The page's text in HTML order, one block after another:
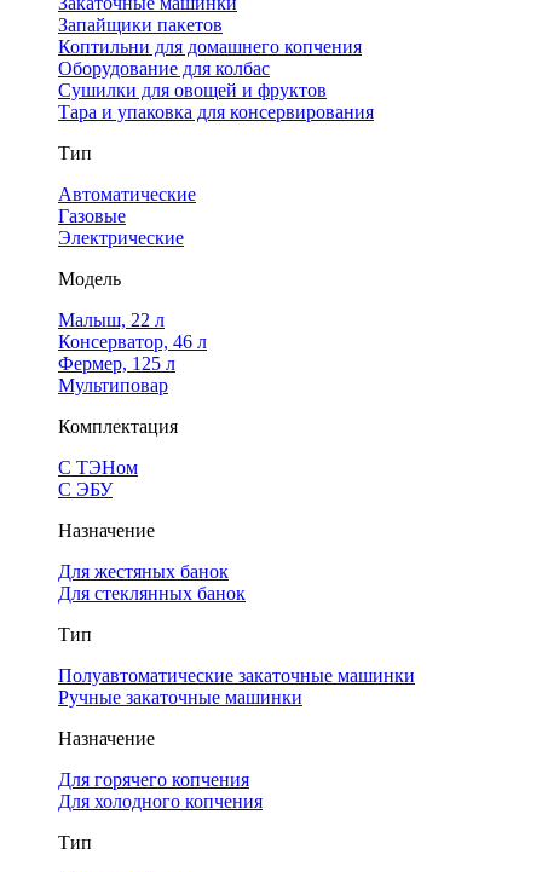
Запайщики пакетов
Коптильни для домашнего копчения
Оборудование для колбас
Сушилки для овощей и фруктов
Тара и упаковка для консервирования
Тип
Автоматические
Газовые
Электрические
Модель
Малыш, 22 л
Консерватор, 46 л
Фермер, 125 л
Мультиповар
Комплектация
С ТЭНом
С ЭБУ
Назначение
Для жестяных банок
Для стеклянных банок
Тип
Полуавтоматические закаточные машинки
Ручные закаточные машинки
Назначение
Для горячего копчения
Для холодного копчения
Тип